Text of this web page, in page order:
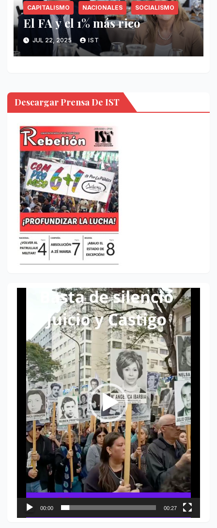
CAPITALISMO NACIONALES SOCIALISMO
El FA y el 1% más rico
JUL 22, 2025 IST
Descargar Prensa De IST
Reproductor
00:00 00:27